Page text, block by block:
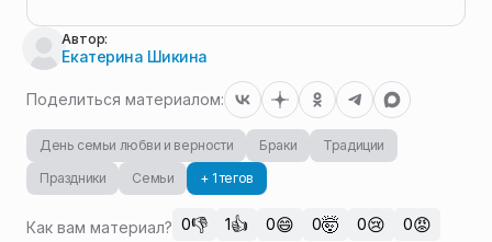
Автор:
Екатерина Шикина
Поделиться материалом:
День семьи любви и верности Браки
Традиции
Праздники
Семьи + 1 тегов
Как вам материал? 0👎 1👍 0😄 0🤯 0😢 0😡